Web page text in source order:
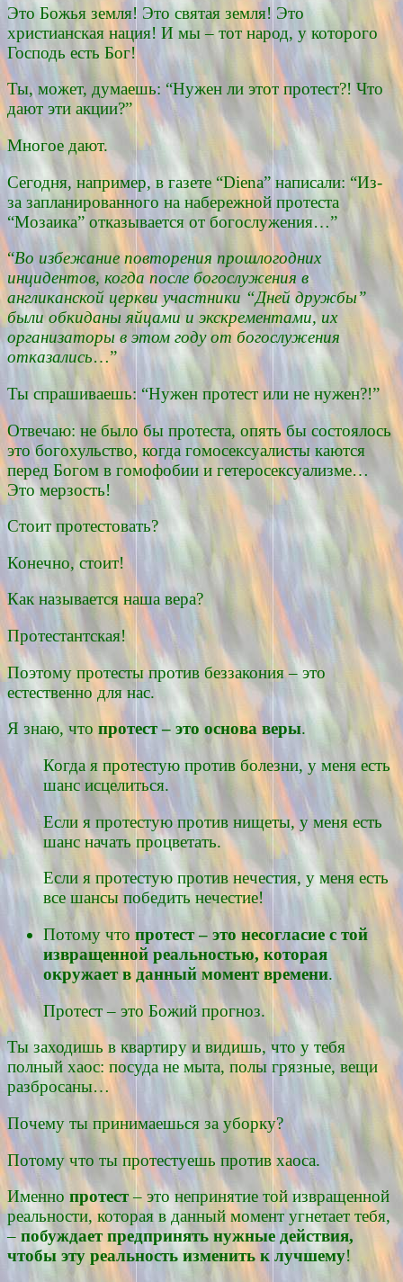
Это Божья земля! Это святая земля! Это
христианская нация! И мы – тот народ, у которого
Господь есть Бог!
Ты, может, думаешь: “Нужен ли этот протест?! Что
дают эти акции?”
Многое дают.
Сегодня, например, в газете “Diena” написали: “Из-
за запланированного на набережной протеста
“Мозаика” отказывается от богослужения…”
“Во избежание повторения прошлогодних
инцидентов, когда после богослужения в
англиканской церкви участники “Дней дружбы”
были обкиданы яйцами и экскрементами, их
организаторы в этом году от богослужения
отказались…”
Ты спрашиваешь: “Нужен протест или не нужен?!”
Отвечаю: не было бы протеста, опять бы состоялось
это богохульство, когда гомосексуалисты каются
перед Богом в гомофобии и гетеросексуализме…
Это мерзость!
Стоит протестовать?
Конечно, стоит!
Как называется наша вера?
Протестантская!
Поэтому протесты против беззакония – это
естественно для нас.
Я знаю, что протест – это основа веры.
Когда я протестую против болезни, у меня есть
шанс исцелиться.
Если я протестую против нищеты, у меня есть
шанс начать процветать.
Если я протестую против нечестия, у меня есть
все шансы победить нечестие!
Потому что протест – это несогласие с той
извращенной реальностью, которая
окружает в данный момент времени.
Протест – это Божий прогноз.
Ты заходишь в квартиру и видишь, что у тебя
полный хаос: посуда не мыта, полы грязные, вещи
разбросаны…
Почему ты принимаешься за уборку?
Потому что ты протестуешь против хаоса.
Именно протест– это непринятие той извращенной
реальности, которая в данный момент угнетает тебя,
– побуждает предпринять нужные действия,
чтобы эту реальность изменить к лучшему!